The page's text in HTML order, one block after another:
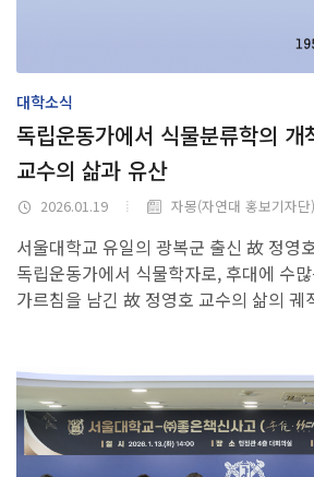
대학소식
독립운동가에서 식물분류학의
교수의 삶과 유산
2026.01.19 자몽(자연대 홍보기자단)
서울대학교 유일의 광복군 출신 故 정영
독립운동가에서 식물학자로, 후대에 수
가르침을 남긴 故 정영호 교수의 삶의 궤
연구소
연구센터
사업단
연구시설
대학주관연구소
연구지원
연구행정소개
자연과학대학 지원사업
연구자료실
대학생활